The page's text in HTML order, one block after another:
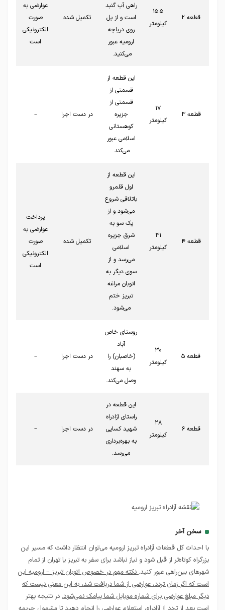
قطعه ۲
۱۵.۵
کیلومتر
راهی آب گنبد
است و از پل
روی دریاچه
ارومیه عبور
می‌کنید.
تکمیل شده
عوارضی به
صورت
الکترونیکی
است
قطعه ۳
۱۷
کیلومتر
این قطعه از
قسمتی از
قسمتی از
جزیره
کوهستانی
اسلامی عبور
می‌کند.
در دست اجرا –
قطعه ۴
۳۱
کیلومتر
این قطعه از
اول قلمرو
باتلاقی شروع
می‌شود و از
یک سو به
شرق جزیره
اسلامی
می‌رسد و از
سوی دیگر به
اتوبان مراغه
تبریز ختم
می‌شود.
تکمیل شده
پرداخت
عوارضی به
صورت
الکترونیکی
است
قطعه ۵
۳۰
کیلومتر
روستای خاص
آباد
(خاصبان) را
به سهند
وصل می‌کند.
در دست اجرا –
قطعه ۶
۲۸
کیلومتر
این قطعه در
راستای آزادراه
شهید کسایی
به بهره‌برداری
می‌رسد.
در دست اجرا –
سخن آخر
با احداث کل قطعات آزادراه تبریز ارومیه می‌توان انتظار داشت که مسیر این
بزرگراه کوتاه‌تر از قبل شود و نیاز نباشد برای سفر به تبریز یا تهران از تمام
شهرهای بین‌راهی عبور کنید.نکته مهم در خصوص اتوبان تبریز – ارومیه این
است که اگر زمان تردد، عوارضی از شما دریافت شد، به این معنی نیست که
دیگر مبلغ عوارضی برای شماره موبایل شما پیامک نمی‌شود. در نتیجه بهتر